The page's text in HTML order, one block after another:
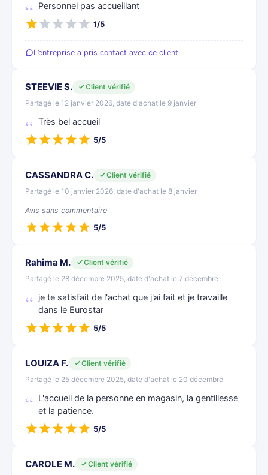
Personnel pas accueillant
1/5
L’entreprise a pris contact avec ce client
STEEVIE S.
Client vérifié
Partagé le 12 janvier 2026, date d'achat le 9 janvier
Très bel accueil
5/5
CASSANDRA C.
Client vérifié
Partagé le 10 janvier 2026, date d'achat le 8 janvier
Avis sans commentaire
5/5
Rahima M.
Client vérifié
Partagé le 28 décembre 2025, date d'achat le 7 décembre
je te satisfait de l'achat que j'ai fait et je travaille
dans le Eurostar
5/5
LOUIZA F.
Client vérifié
Partagé le 25 décembre 2025, date d'achat le 20 décembre
L'accueil de la personne en magasin, la gentillesse
et la patience.
5/5
CAROLE M.
Client vérifié